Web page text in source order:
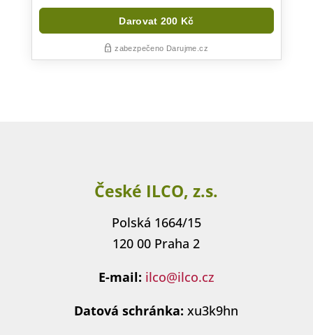
České ILCO, z.s.
Polská 1664/15
120 00 Praha 2
E-mail: ilco@ilco.cz
Datová schránka: xu3k9hn